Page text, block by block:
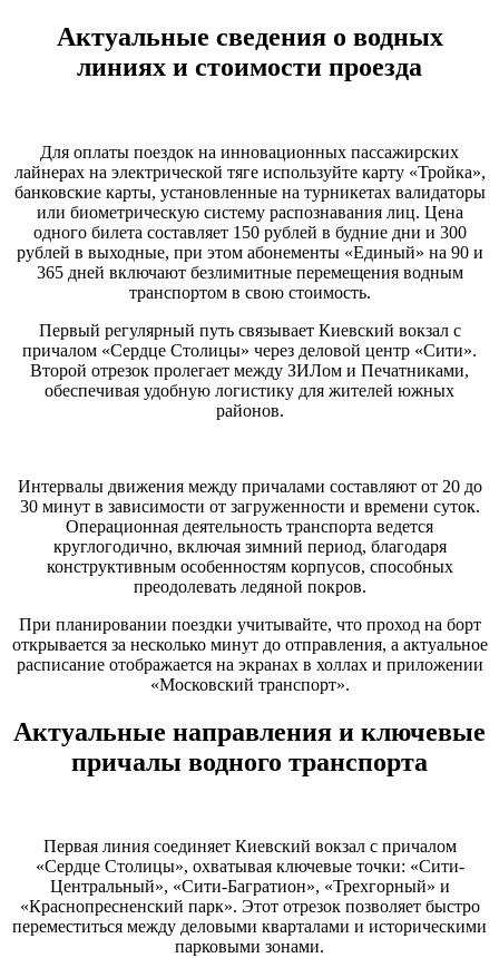
Актуальные сведения о водных
линиях и стоимости проезда
Для оплаты поездок на инновационных пассажирских
лайнерах на электрической тяге используйте карту «Тройка»,
банковские карты, установленные на турникетах валидаторы
или биометрическую систему распознавания лиц. Цена
одного билета составляет 150 рублей в будние дни и 300
рублей в выходные, при этом абонементы «Единый» на 90 и
365 дней включают безлимитные перемещения водным
транспортом в свою стоимость.
Первый регулярный путь связывает Киевский вокзал с
причалом «Сердце Столицы» через деловой центр «Сити».
Второй отрезок пролегает между ЗИЛом и Печатниками,
обеспечивая удобную логистику для жителей южных
районов.
Интервалы движения между причалами составляют от 20 до
30 минут в зависимости от загруженности и времени суток.
Операционная деятельность транспорта ведется
круглогодично, включая зимний период, благодаря
конструктивным особенностям корпусов, способных
преодолевать ледяной покров.
При планировании поездки учитывайте, что проход на борт
открывается за несколько минут до отправления, а актуальное
расписание отображается на экранах в холлах и приложении
«Московский транспорт».
Актуальные направления и ключевые
причалы водного транспорта
Первая линия соединяет Киевский вокзал с причалом
«Сердце Столицы», охватывая ключевые точки: «Сити-
Центральный», «Сити-Багратион», «Трехгорный» и
«Краснопресненский парк». Этот отрезок позволяет быстро
переместиться между деловыми кварталами и историческими
парковыми зонами.